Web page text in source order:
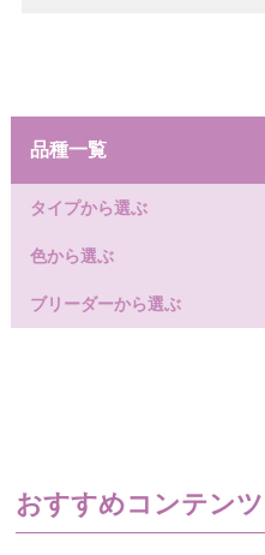
品種一覧
タイプから選ぶ
色から選ぶ
ブリーダーから選ぶ
おすすめコンテンツ